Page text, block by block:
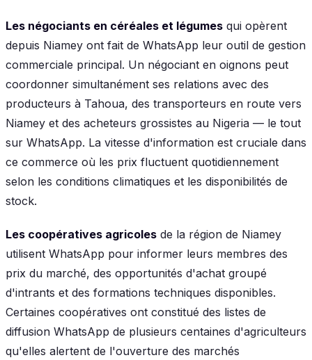
Les négociants en céréales et légumes qui opèrent
depuis Niamey ont fait de WhatsApp leur outil de gestion
commerciale principal. Un négociant en oignons peut
coordonner simultanément ses relations avec des
producteurs à Tahoua, des transporteurs en route vers
Niamey et des acheteurs grossistes au Nigeria — le tout
sur WhatsApp. La vitesse d'information est cruciale dans
ce commerce où les prix fluctuent quotidiennement
selon les conditions climatiques et les disponibilités de
stock.
Les coopératives agricoles de la région de Niamey
utilisent WhatsApp pour informer leurs membres des
prix du marché, des opportunités d'achat groupé
d'intrants et des formations techniques disponibles.
Certaines coopératives ont constitué des listes de
diffusion WhatsApp de plusieurs centaines d'agriculteurs
qu'elles alertent de l'ouverture des marchés